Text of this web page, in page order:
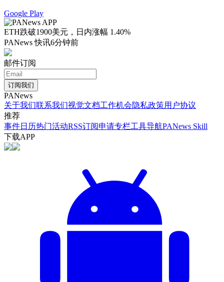
Google Play
ETH跌破1900美元，日内涨幅 1.40%
PANews 快讯6分钟前
邮件订阅
订阅我们
PANews
关于我们联系我们视觉文档工作机会隐私政策用户协议
推荐
事件日历热门活动RSS订阅申请专栏工具导航PANews Skill
下载APP